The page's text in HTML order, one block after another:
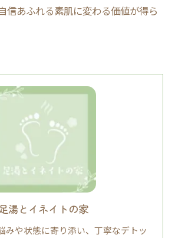
信あふれる素肌に変わる価値が得ら
湯とイネイトの家
みや状態に寄り添い、丁寧なデトッ